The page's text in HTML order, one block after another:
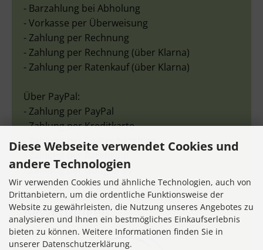
- Barzahlung bei Abholung
- Vorkasse per Überweisung
- Zahlung per Rechnung
- Zahlung per Rechnung (über Klarna)
- Zahlung per Ratenkauf (über Klarna)
Über PayPal:
- Zahlung per PayPal
- Zahlung per Kreditkarte
- Zahlung per Später bezahlen
- Zahlung per GooglePay
- Zahlung per ApplePay
Bewertungen
Diese Webseite verwendet Cookies und
andere Technologien
Wir verwenden Cookies und ähnliche Technologien, auch von
Drittanbietern, um die ordentliche Funktionsweise der
Website zu gewährleisten, die Nutzung unseres Angebotes zu
analysieren und Ihnen ein bestmögliches Einkaufserlebnis
bieten zu können. Weitere Informationen finden Sie in
unserer Datenschutzerklärung.